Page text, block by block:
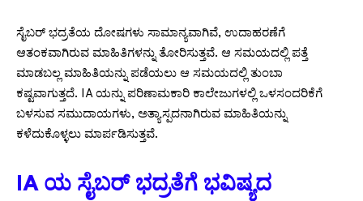
ಸೈಬರ್ ಭದ್ರತೆಯ ದೋಷಗಳು ಸಾಮಾನ್ಯವಾಗಿವೆ, ಉದಾಹರಣೆಗೆ
ಆತಂಕವಾಗಿರುವ ಮಾಹಿತಿಗಳನ್ನು ತೋರಿಸುತ್ತವೆ. ಆ ಸಮಯದಲ್ಲಿ ಪತ್ತೆ
ಮಾಡಬಲ್ಲ ಮಾಹಿತಿಯನ್ನು ಪಡೆಯಲು ಆ ಸಮಯದಲ್ಲಿ ತುಂಬಾ
ಕಷ್ಟವಾಗುತ್ತದೆ. IA ಯನ್ನು ಪರಿಣಾಮಕಾರಿ ಕಾಲೇಜುಗಳಲ್ಲಿ ಒಳಸಂದರಿಕೆಗೆ
ಬಳಸುವ ಸಮುದಾಯಗಳು, ಅತ್ಯಾಸ್ಪದನಾಗಿರುವ ಮಾಹಿತಿಯನ್ನು
ಕಳೆದುಕೊಳ್ಳಲು ಮಾರ್ಪಡಿಸುತ್ತವೆ.
IA ಯ ಸೈಬರ್ ಭದ್ರತೆಗೆ ಭವಿಷ್ಯದ